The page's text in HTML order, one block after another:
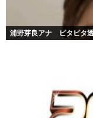
浦野芽良アナ ピタピタ透